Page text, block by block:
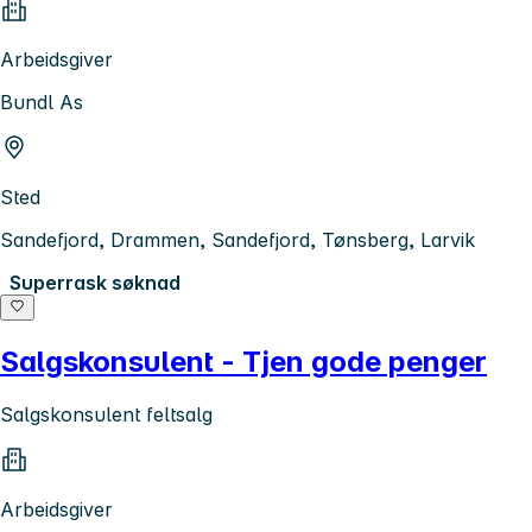
Arbeidsgiver
Bundl As
Sted
Sandefjord, Drammen, Sandefjord, Tønsberg, Larvik
Superrask søknad
Salgskonsulent - Tjen gode penger
Salgskonsulent feltsalg
Arbeidsgiver